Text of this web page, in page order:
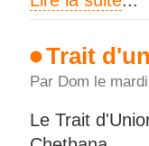
Trait
Par Dom le
Le Trait